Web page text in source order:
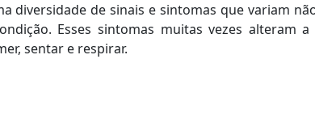
diversidade de sinais e sintomas que variam
Esses sintomas muitas vezes
sentar e respirar.